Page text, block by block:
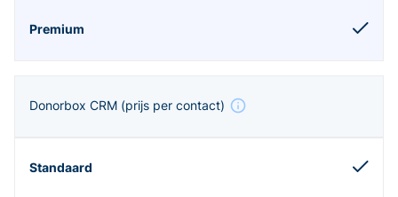
Donorbox CRM (prijs per contact)